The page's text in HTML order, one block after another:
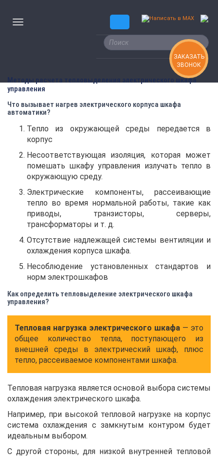
ЗАКАЗАТЬ
ЗВОНОК
Методы расчета тепловыделения электрического шкафа
управления
Что вызывает нагрев электрического корпуса шкафа
автоматики?
Тепло из окружающей среды передается в
корпус
Несоответствующая изоляция, которая может
помешать шкафу управления излучать тепло в
окружающую среду.
Электрические компоненты, рассеивающие
тепло во время нормальной работы, такие как
приводы, транзисторы, серверы,
трансформаторы и т. д.
Отсутствие надлежащей системы вентиляции и
охлаждения корпуса шкафа.
Несоблюдение установленных стандартов и
норм электрошкафов
Как определить тепловыделение электрического шкафа
управления?
Тепловая нагрузка электрического шкафа — это
общее количество тепла, поступающего из
внешней среды в электрический шкаф, плюс
тепло, рассеиваемое компонентами шкафа.
Тепловая нагрузка является основой выбора системы
охлаждения электрического шкафа.
Например, при высокой тепловой нагрузке на корпус
система охлаждения с замкнутым контуром будет
идеальным выбором.
С другой стороны, для низкой внутренней тепловой